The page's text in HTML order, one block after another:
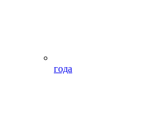
года